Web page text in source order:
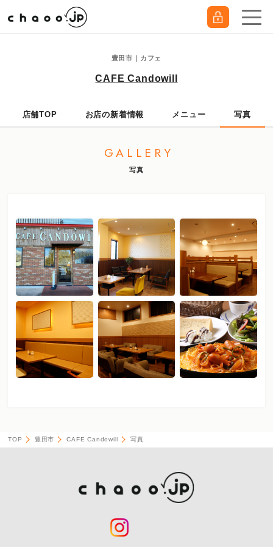
豊田市｜カフェ
CAFE Candowill
店舗TOP お店の新着情報 メニュー 写真
GALLERY
写真
TOP 豊田市 CAFE Candowill 写真